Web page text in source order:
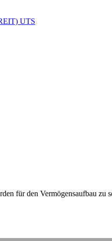
UTS
für den Vermögensaufbau zu